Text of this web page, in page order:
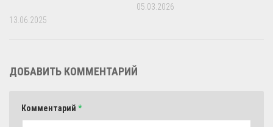
13.06.2025
05.03.2026
ДОБАВИТЬ КОММЕНТАРИЙ
Комментарий *